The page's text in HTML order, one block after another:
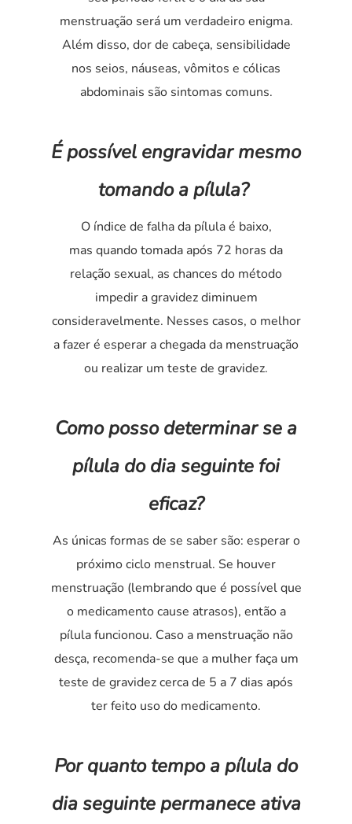
menstruação será um verdadeiro enigma.
Além disso, dor de cabeça, sensibilidade
nos seios, náuseas, vômitos e cólicas
abdominais são sintomas comuns.
É possível engravidar mesmo
tomando a pílula?
O índice de falha da pílula é baixo,
mas quando tomada após 72 horas da
relação sexual, as chances do método
impedir a gravidez diminuem
consideravelmente. Nesses casos, o melhor
a fazer é esperar a chegada da menstruação
ou realizar um teste de gravidez.
Como posso determinar se a
pílula do dia seguinte foi
eficaz?
As únicas formas de se saber são: esperar o
próximo ciclo menstrual. Se houver
menstruação (lembrando que é possível que
o medicamento cause atrasos), então a
pílula funcionou. Caso a menstruação não
desça, recomenda-se que a mulher faça um
teste de gravidez cerca de 5 a 7 dias após
ter feito uso do medicamento.
Por quanto tempo a pílula do
dia seguinte permanece ativa